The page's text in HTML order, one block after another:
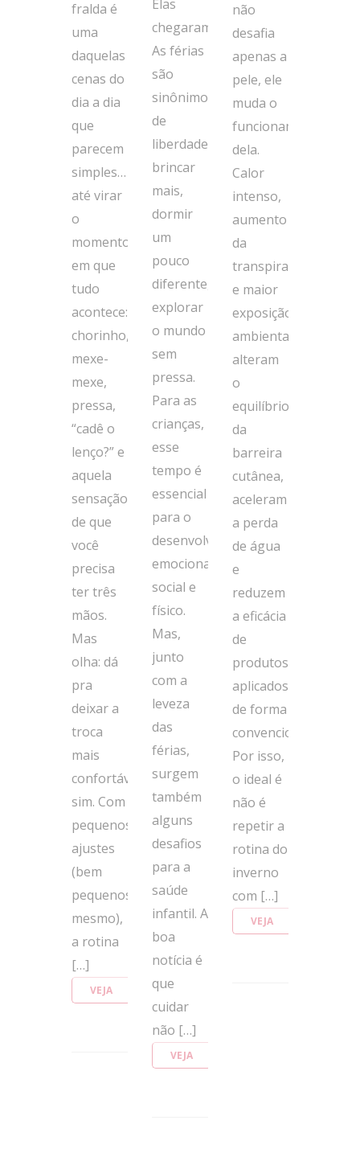
fralda é
uma
daquelas
cenas do
dia a dia
que
parecem
simples…
até virar
o
momento
em que
tudo
acontece:
chorinho,
mexe-
mexe,
pressa,
“cadê o
lenço?” e
aquela
sensação
de que
você
precisa
ter três
mãos.
Mas
olha: dá
pra
deixar a
troca
mais
confortável,
sim. Com
pequenos
ajustes
(bem
pequenos
mesmo),
a rotina
[…]
VEJA
Elas
chegaram!
As férias
são
sinônimo
de
liberdade:
brincar
mais,
dormir
um
pouco
diferente,
explorar
o mundo
sem
pressa.
Para as
crianças,
esse
tempo é
essencial
para o
desenvolvimento
emocional,
social e
físico.
Mas,
junto
com a
leveza
das
férias,
surgem
também
alguns
desafios
para a
saúde
infantil. A
boa
notícia é
que
cuidar
não […]
VEJA
não
desafia
apenas a
pele, ele
muda o
funcionamento
dela.
Calor
intenso,
aumento
da
transpiração
e maior
exposição
ambiental
alteram
o
equilíbrio
da
barreira
cutânea,
aceleram
a perda
de água
e
reduzem
a eficácia
de
produtos
aplicados
de forma
convencional.
Por isso,
o ideal é
não é
repetir a
rotina do
inverno
com […]
VEJA